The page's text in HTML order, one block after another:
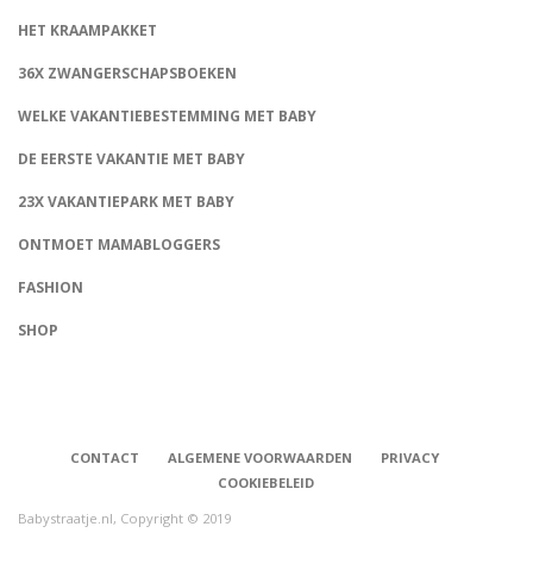
HET KRAAMPAKKET
36X ZWANGERSCHAPSBOEKEN
WELKE VAKANTIEBESTEMMING MET BABY
DE EERSTE VAKANTIE MET BABY
23X VAKANTIEPARK MET BABY
ONTMOET MAMABLOGGERS
FASHION
SHOP
CONTACT ALGEMENE VOORWAARDEN
PRIVACY
COOKIEBELEID
Babystraatje.nl, Copyright © 2019